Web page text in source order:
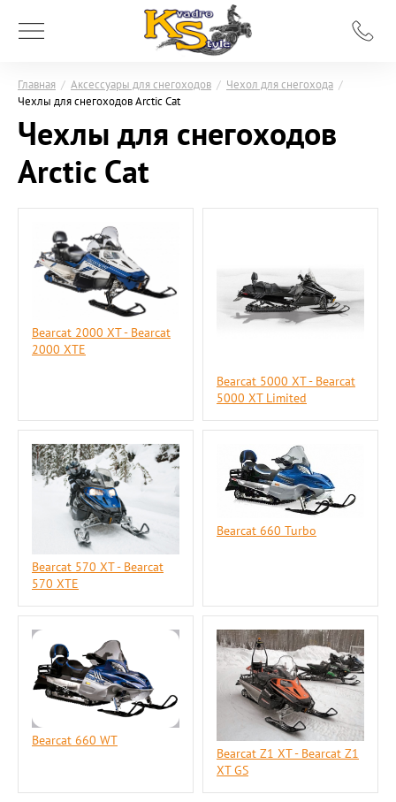
Главная / Аксессуары для снегоходов / Чехол для снегохода /
Чехлы для снегоходов Arctic Cat
Чехлы для снегоходов
Arctic Cat
Bearcat 2000 XT - Bearcat
2000 XTE
Bearcat 5000 XT - Bearcat
5000 XT Limited
Bearcat 570 XT - Bearcat
570 XTE
Bearcat 660 Turbo
Bearcat 660 WT
Bearcat Z1 XT - Bearcat Z1
XT GS